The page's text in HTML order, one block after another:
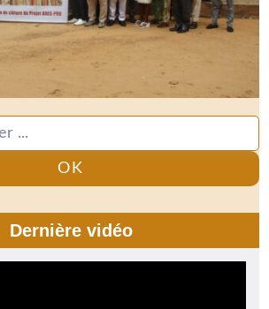
OK
Dernière vidéo